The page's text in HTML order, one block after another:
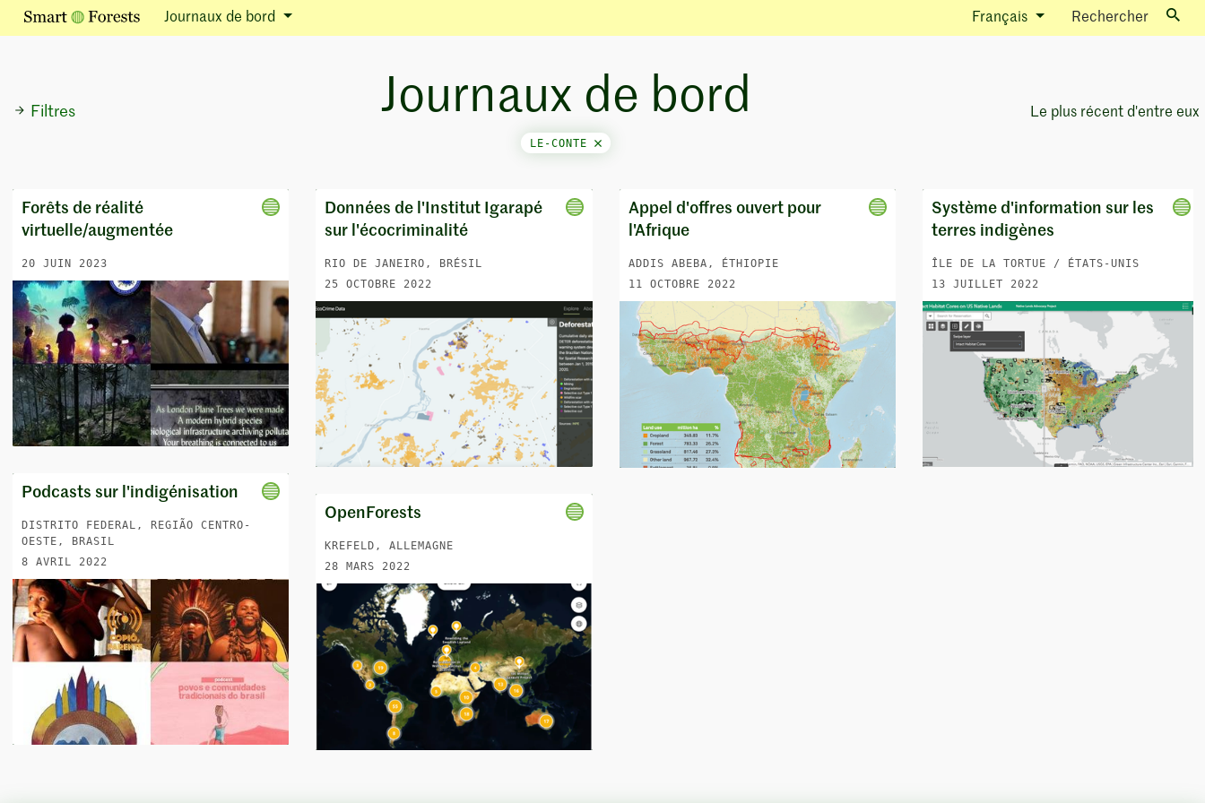
Journaux de bord Français Rechercher
Filtres Journaux de bord
LE-CONTE
Le plus récent d'entre eux
Forêts de réalité
virtuelle/augmentée
20 JUIN 2023
Données de l'Institut Igarapé
sur l'écocriminalité
RIO DE JANEIRO, BRÉSIL
25 OCTOBRE 2022
Appel d'offres ouvert pour
l'Afrique
ADDIS ABEBA, ÉTHIOPIE
11 OCTOBRE 2022
Système d'information sur les
terres indigènes
ÎLE DE LA TORTUE / ÉTATS-UNIS
13 JUILLET 2022
Podcasts sur l'indigénisation
DISTRITO FEDERAL, REGIÃO CENTRO-
OESTE, BRASIL
8 AVRIL 2022
OpenForests
KREFELD, ALLEMAGNE
28 MARS 2022